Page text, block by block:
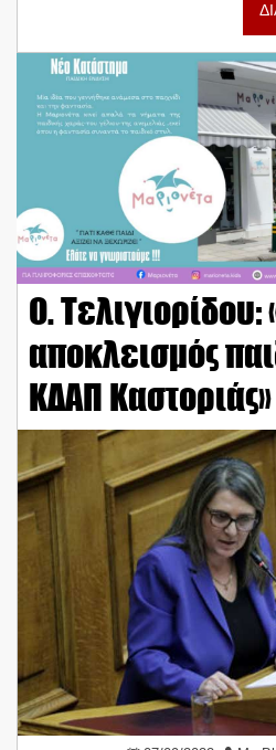
Ο. Τελιγιορίδου:
αποκλεισμός
ΚΔΑΠ Καστοριάς»